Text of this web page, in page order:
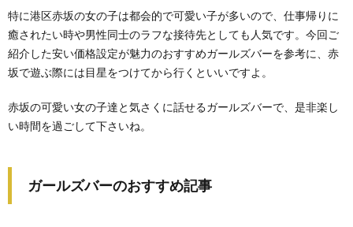
特に港区赤坂の女の子は都会的で可愛い子が多いので、仕事帰りに
癒されたい時や男性同士のラフな接待先としても人気です。今回ご
紹介した安い価格設定が魅力のおすすめガールズバーを参考に、赤
坂で遊ぶ際には目星をつけてから行くといいですよ。
赤坂の可愛い女の子達と気さくに話せるガールズバーで、是非楽し
い時間を過ごして下さいね。
ガールズバーのおすすめ記事